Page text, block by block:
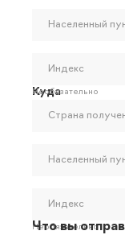
Населенный
Индекс
Необязательно
Куда
Страна
Населенный
Индекс
Необязательно
Что вы